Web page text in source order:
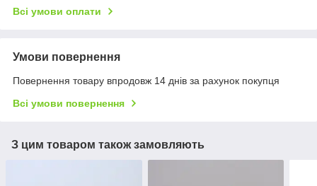
Всі умови оплати
Умови повернення
Повернення товару впродовж 14 днів за рахунок покупця
Всі умови повернення
З цим товаром також замовляють